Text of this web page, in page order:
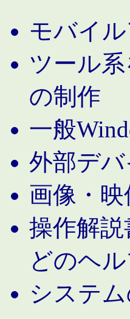
モバイ
ツール
の制作
一般
外部デ
画像・
操作解
どのヘル
システ